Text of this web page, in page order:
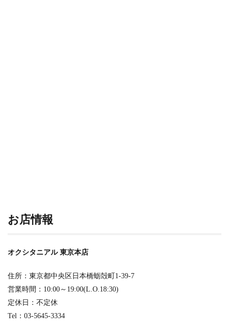
お店情報
オクシタニアル 東京本店
住所：東京都中央区日本橋蛎殻町1-39-7
営業時間：10:00～19:00(L.O.18:30)
定休日：不定休
Tel：03-5645-3334